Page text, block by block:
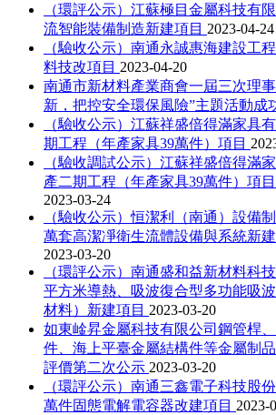
（環評公示）江蘇極目金屬科技有
流智能裝備制造新建項目 2023-04-24
（驗收公示）南通永誠惠海建設工
料技改項目 2023-04-20
南通市新材料產業商會一屆三次理
新，把控安全環保風險”主題活動成
（驗收公示）江蘇祥盛倍得滿家具
期工程（年產家具39萬件）項目
（驗收調試公示）江蘇祥盛倍得滿
產二期工程（年產家具39萬件）項
2023-03-24
（驗收公示）恒潔利（南通）設備
萬套高潔凈衛生流體設備與系統新建
2023-03-20
（環評公示）南通盛和益新材料科
平方米導熱、吸波復合型多功能吸
材料）新建項目 2023-03-20
如東崯昇金屬科技有限公司鋼管桿
件、海上平臺金屬結構件等金屬制
評價第二次公示 2023-03-20
（環評公示）南通三鑫電子科技股
萬件固態電解電容器改建項目 2023-